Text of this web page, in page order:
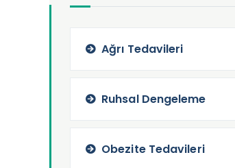
Ağrı Tedavileri
Ruhsal Dengeleme
Obezite Tedavileri